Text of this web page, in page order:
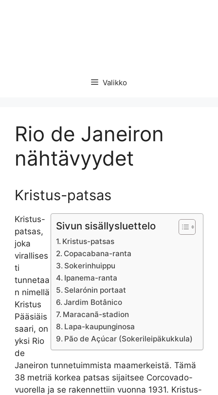
Valikko
Rio de Janeiron
nähtävyydet
Kristus-patsas
Sivun sisällysluettelo
Kristus-patsas
Copacabana-ranta
Sokerinhuippu
Ipanema-ranta
Selarónin portaat
Jardim Botânico
Maracanã-stadion
Lapa-kaupunginosa
Pão de Açúcar (Sokerileipäkukkula)
Kristus-
patsas,
joka
virallises
ti
tunnetaa
n nimellä
Kristus
Pääsiäis
saari, on
yksi Rio
de
Janeiron tunnetuimmista maamerkeistä. Tämä
38 metriä korkea patsas sijaitsee Corcovado-
vuorella ja se rakennettiin vuonna 1931. Kristus-